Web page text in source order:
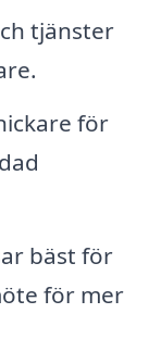
tjänster
för
bäst för
för mer